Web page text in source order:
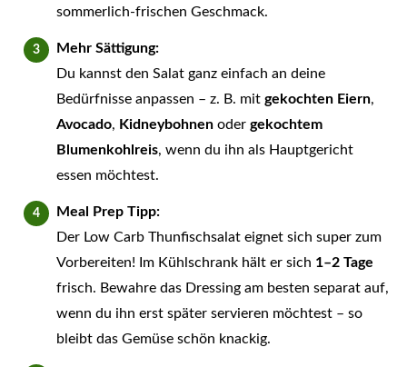
sommerlich-frischen Geschmack.
Mehr Sättigung:
Du kannst den Salat ganz einfach an deine
Bedürfnisse anpassen – z. B. mit gekochten Eiern,
Avocado, Kidneybohnenoder gekochtem
Blumenkohlreis, wenn du ihn als Hauptgericht
essen möchtest.
Meal Prep Tipp:
Der Low Carb Thunfischsalat eignet sich super zum
Vorbereiten! Im Kühlschrank hält er sich 1–2 Tage
frisch. Bewahre das Dressing am besten separat auf,
wenn du ihn erst später servieren möchtest – so
bleibt das Gemüse schön knackig.